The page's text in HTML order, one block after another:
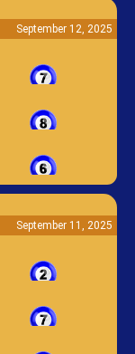
September 12, 2025
September 11, 2025